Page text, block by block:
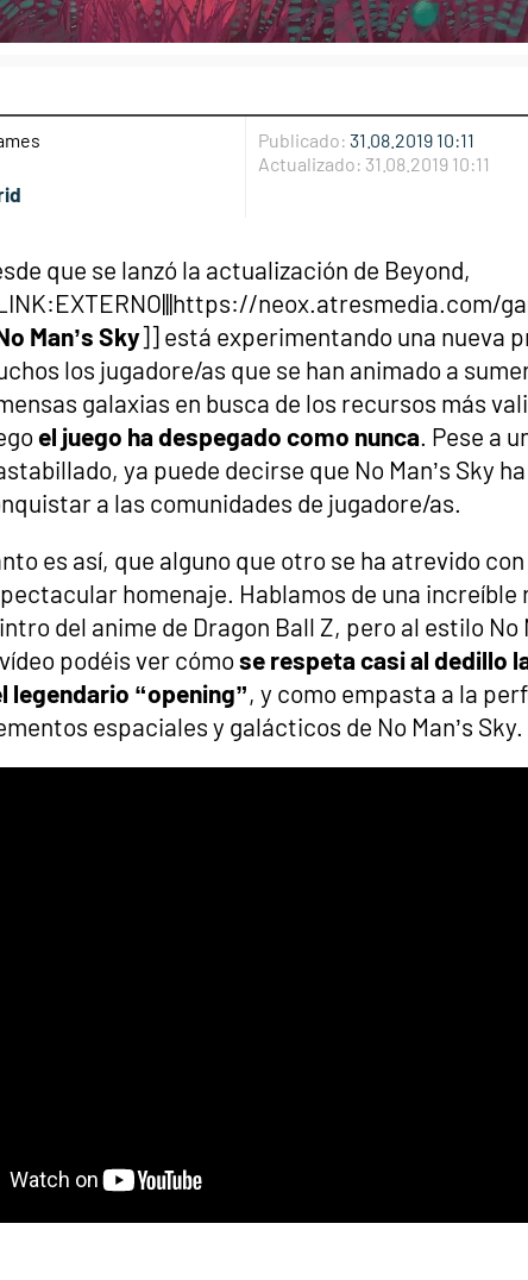
Publicado:31.08.2019 10:11
Actualizado: 31.08.2019 10:11
que se lanzó la actualización de Beyond,
neox.atresmedia.com/
Man’s Sky]] está experimentando una nueva
los jugadore/as que se han animado a
galaxias en busca de los recursos más
el juego ha despegado como nunca. Pese a
ya puede decirse que No Man’s Sky
a las comunidades de jugadore/as.
es así, que alguno que otro se ha atrevido con
homenaje. Hablamos de una increíble
del anime de Dragon Ball Z, pero al estilo No
podéis ver cómo se respeta casi al dedillo
legendario “opening”, y como empasta a la
espaciales y galácticos de No Man’s Sky.